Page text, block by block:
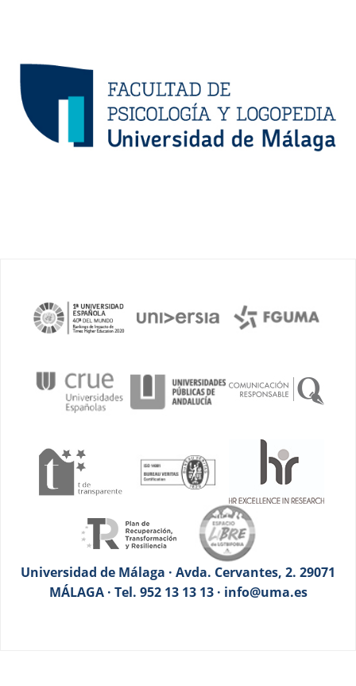
Universidad de Málaga · Avda. Cervantes, 2. 29071
MÁLAGA · Tel. 952 13 13 13 · info@uma.es